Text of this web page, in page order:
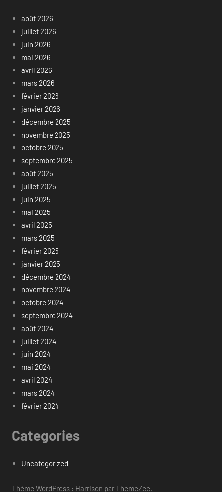
août 2026
juillet 2026
juin 2026
mai 2026
avril 2026
mars 2026
février 2026
janvier 2026
décembre 2025
novembre 2025
octobre 2025
septembre 2025
août 2025
juillet 2025
juin 2025
mai 2025
avril 2025
mars 2025
février 2025
janvier 2025
décembre 2024
novembre 2024
octobre 2024
septembre 2024
août 2024
juillet 2024
juin 2024
mai 2024
avril 2024
mars 2024
février 2024
Categories
Uncategorized
Thème WordPress : Harrison par ThemeZee.